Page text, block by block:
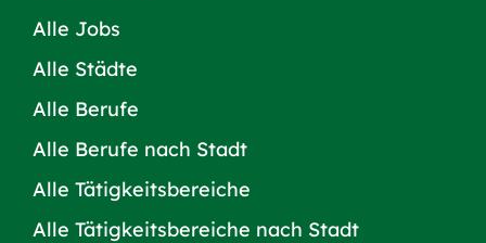
Alle Jobs
Alle Städte
Alle Berufe
Alle Berufe nach Stadt
Alle Tätigkeitsbereiche
Alle Tätigkeitsbereiche nach Stadt